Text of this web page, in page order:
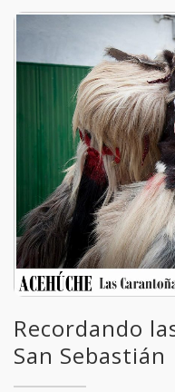
Recordando
San Sebastián